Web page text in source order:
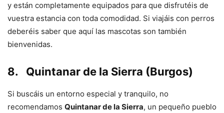
y están completamente equipados para que disfrutéis de
vuestra estancia con toda comodidad. Si viajáis con perros
deberéis saber que aquí las mascotas son también
bienvenidas.
8. Quintanar de la Sierra (Burgos)
Si buscáis un entorno especial y tranquilo, no
recomendamos Quintanar de la Sierra, un pequeño pueblo